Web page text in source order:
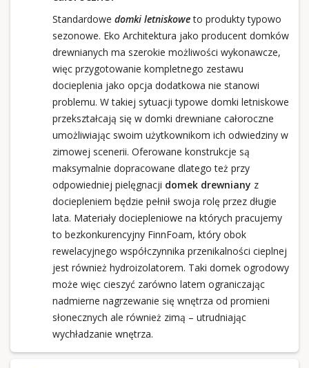
Standardowe domki letniskoweto produkty typowo
sezonowe. Eko Architektura jako producent domków
drewnianych ma szerokie możliwości wykonawcze,
więc przygotowanie kompletnego zestawu
docieplenia jako opcja dodatkowa nie stanowi
problemu. W takiej sytuacji typowe domki letniskowe
przekształcają się w domki drewniane całoroczne
umożliwiając swoim użytkownikom ich odwiedziny w
zimowej scenerii. Oferowane konstrukcje są
maksymalnie dopracowane dlatego też przy
odpowiedniej pielęgnacji domek drewniany z
dociepleniem będzie pełnił swoja rolę przez długie
lata. Materiały dociepleniowe na których pracujemy
to bezkonkurencyjny FinnFoam, który obok
rewelacyjnego współczynnika przenikalności cieplnej
jest również hydroizolatorem. Taki domek ogrodowy
może więc cieszyć zarówno latem ograniczając
nadmierne nagrzewanie się wnętrza od promieni
słonecznych ale również zimą – utrudniając
wychładzanie wnętrza.